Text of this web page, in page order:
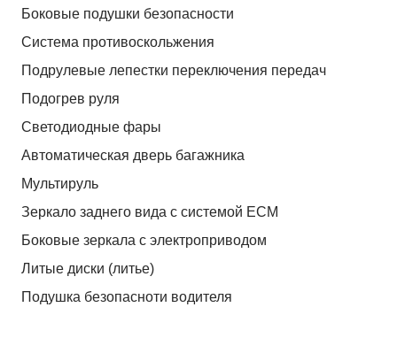
Боковые подушки безопасности
Система противоскольжения
Подрулевые лепестки переключения передач
Подогрев руля
Светодиодные фары
Автоматическая дверь багажника
Мультируль
Зеркало заднего вида с системой ЕСМ
Боковые зеркала с электроприводом
Литые диски (литье)
Подушка безопасноти водителя